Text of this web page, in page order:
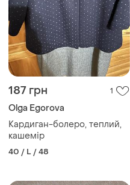
187 грн 1
Olga Egorova
Кардиган-болеро, теплий,
кашемір
40 / L / 48